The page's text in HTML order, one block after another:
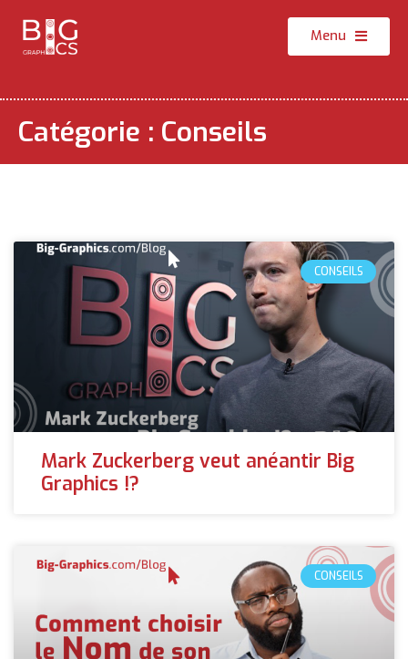
Menu
Catégorie : Conseils
CONSEILS
Mark Zuckerberg veut anéantir Big
Graphics !?
CONSEILS